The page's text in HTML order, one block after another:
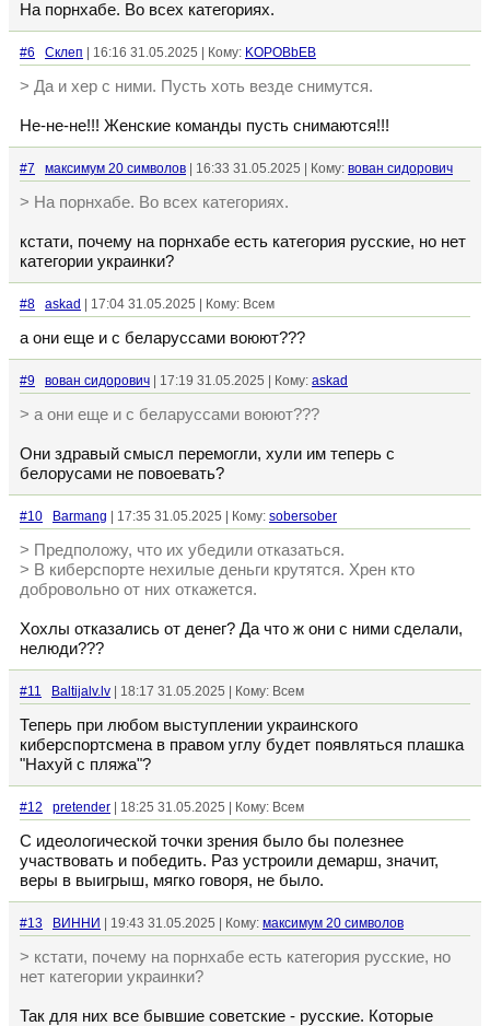
На порнхабе. Во всех категориях.
#6 Склеп | 16:16 31.05.2025 | Кому: KOPOBbEB
> Да и хер с ними. Пусть хоть везде снимутся.
Не-не-не!!! Женские команды пусть снимаются!!!
#7 максимум 20 символов | 16:33 31.05.2025 | Кому: вован сидорович
> На порнхабе. Во всех категориях.
кстати, почему на порнхабе есть категория русские, но нет
категории украинки?
#8 askad | 17:04 31.05.2025 | Кому: Всем
а они еще и с беларуссами воюют???
#9 вован сидорович | 17:19 31.05.2025 | Кому: askad
> а они еще и с беларуссами воюют???
Они здравый смысл перемогли, хули им теперь с
белорусами не повоевать?
#10 Barmang | 17:35 31.05.2025 | Кому: sobersober
> Предположу, что их убедили отказаться.
> В киберспорте нехилые деньги крутятся. Хрен кто
добровольно от них откажется.
Хохлы отказались от денег? Да что ж они с ними сделали,
нелюди???
#11 Baltijalv.lv | 18:17 31.05.2025 | Кому: Всем
Теперь при любом выступлении украинского
киберспортсмена в правом углу будет появляться плашка
"Нахуй с пляжа"?
#12 pretender | 18:25 31.05.2025 | Кому: Всем
С идеологической точки зрения было бы полезнее
участвовать и победить. Раз устроили демарш, значит,
веры в выигрыш, мягко говоря, не было.
#13 ВИННИ | 19:43 31.05.2025 | Кому: максимум 20 символов
> кстати, почему на порнхабе есть категория русские, но
нет категории украинки?
Так для них все бывшие советские - русские. Которые